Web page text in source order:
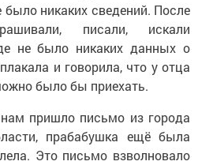
никаких сведений. После
писали, искали
не было никаких данных о
и говорила, что у отца
было бы приехать.
пришло письмо из города
прабабушка ещё была
Это письмо взволновало